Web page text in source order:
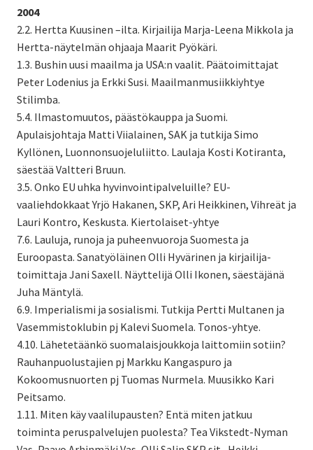
2004
2.2. Hertta Kuusinen –ilta. Kirjailija Marja-Leena Mikkola ja
Hertta-näytelmän ohjaaja Maarit Pyökäri.
1.3. Bushin uusi maailma ja USA:n vaalit. Päätoimittajat
Peter Lodenius ja Erkki Susi. Maailmanmusiikkiyhtye
Stilimba.
5.4. Ilmastomuutos, päästökauppa ja Suomi.
Apulaisjohtaja Matti Viialainen, SAK ja tutkija Simo
Kyllönen, Luonnonsuojeluliitto. Laulaja Kosti Kotiranta,
säestää Valtteri Bruun.
3.5. Onko EU uhka hyvinvointipalveluille? EU-
vaaliehdokkaat Yrjö Hakanen, SKP, Ari Heikkinen, Vihreät ja
Lauri Kontro, Keskusta. Kiertolaiset-yhtye
7.6. Lauluja, runoja ja puheenvuoroja Suomesta ja
Euroopasta. Sanatyöläinen Olli Hyvärinen ja kirjailija-
toimittaja Jani Saxell. Näyttelijä Olli Ikonen, säestäjänä
Juha Mäntylä.
6.9. Imperialismi ja sosialismi. Tutkija Pertti Multanen ja
Vasemmistoklubin pj Kalevi Suomela. Tonos-yhtye.
4.10. Lähetetäänkö suomalaisjoukkoja laittomiin sotiin?
Rauhanpuolustajien pj Markku Kangaspuro ja
Kokoomusnuorten pj Tuomas Nurmela. Muusikko Kari
Peitsamo.
1.11. Miten käy vaalilupausten? Entä miten jatkuu
toiminta peruspalvelujen puolesta? Tea Vikstedt-Nyman